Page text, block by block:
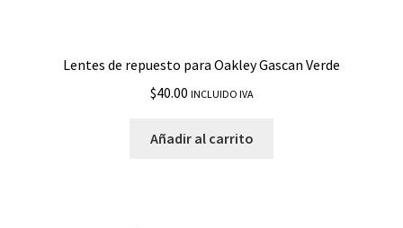
Lentes de repuesto para Oakley Gascan Verde
$40.00 INCLUIDO IVA
Añadir al carrito